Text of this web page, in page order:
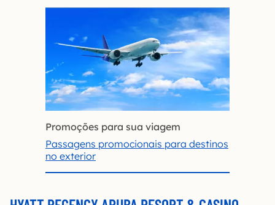
Promoções para sua viagem
Passagens promocionais para destinos
no exterior